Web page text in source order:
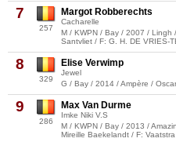
7
257
Margot Robberechts
Cacharelle
M / KWPN / Bay / 2007 /
Santvliet / F: G. H. DE VRIES-
8
329
Elise Verwimp
Jewel
G / Bay / 2014 / Ampère /
9
286
Max Van Durme
Imke Niki V.S
M / KWPN / Bay / 2013 /
Mireille Baekelandt / F: